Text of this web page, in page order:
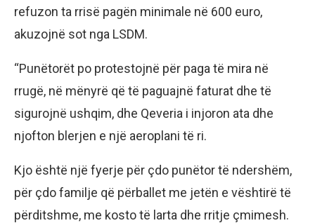
refuzon ta rrisë pagën minimale në 600 euro,
akuzojnë sot nga LSDM.
“Punëtorët po protestojnë për paga të mira në
rrugë, në mënyrë që të paguajnë faturat dhe të
sigurojnë ushqim, dhe Qeveria i injoron ata dhe
njofton blerjen e një aeroplani të ri.
Kjo është një fyerje për çdo punëtor të ndershëm,
për çdo familje që përballet me jetën e vështirë të
përditshme, me kosto të larta dhe rritje çmimesh.